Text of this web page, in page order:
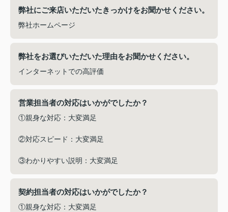
弊社にご来店いただいたきっかけをお聞かせください。
弊社ホームページ
弊社をお選びいただいた理由をお聞かせください。
インターネットでの高評価
営業担当者の対応はいかがでしたか？
①親身な対応：大変満足
②対応スピード：大変満足
③わかりやすい説明：大変満足
契約担当者の対応はいかがでしたか？
①親身な対応：大変満足